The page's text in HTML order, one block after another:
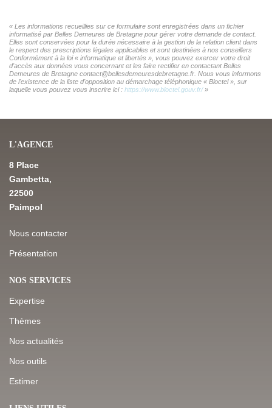
« Les informations recueillies sur ce formulaire sont enregistrées dans un fichier
informatisé par Belles Demeures de Bretagne pour gérer votre demande de contact.
Elles sont conservées pour la durée nécessaire à la gestion de la relation client dans
le respect des prescriptions légales applicables et sont destinées à nos conseillers
Conformément à la loi « informatique et libertés », vous pouvez exercer votre droit
d'accès aux données vous concernant et les faire rectifier en contactant Belles
Demeures de Bretagne contact@bellesdemeuresdebretagne.fr. Nous vous informons
de l'existence de la liste d'opposition au démarchage téléphonique « Bloctel », sur
laquelle vous pouvez vous inscrire ici : https://www.bloctel.gouv.fr/»
L'AGENCE
8 Place
Gambetta,
22500
Paimpol
Nous contacter
Présentation
NOS SERVICES
Expertise
Thèmes
Nos actualités
Nos outils
Estimer